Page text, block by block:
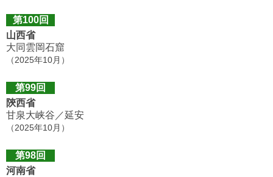
第100回
山西省
大同雲岡石窟
（2025年10月）
第99回
陝西省
甘泉大峡谷／延安
（2025年10月）
第98回
河南省